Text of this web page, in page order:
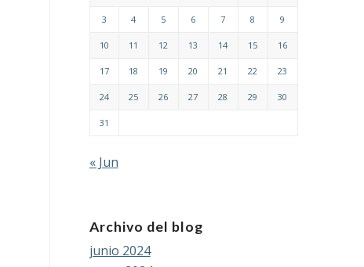
3 4 5 6 7 8 9
10 11 12 13 14 15 16
17 18 19 20 21 22 23
24 25 26 27 28 29 30
31
« Jun
Archivo del blog
junio 2024